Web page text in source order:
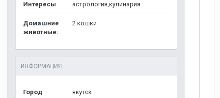
Интересы астрология,кулинария
Домашние
животные:
2 кошки
ИНФОРМАЦИЯ
Город якутск